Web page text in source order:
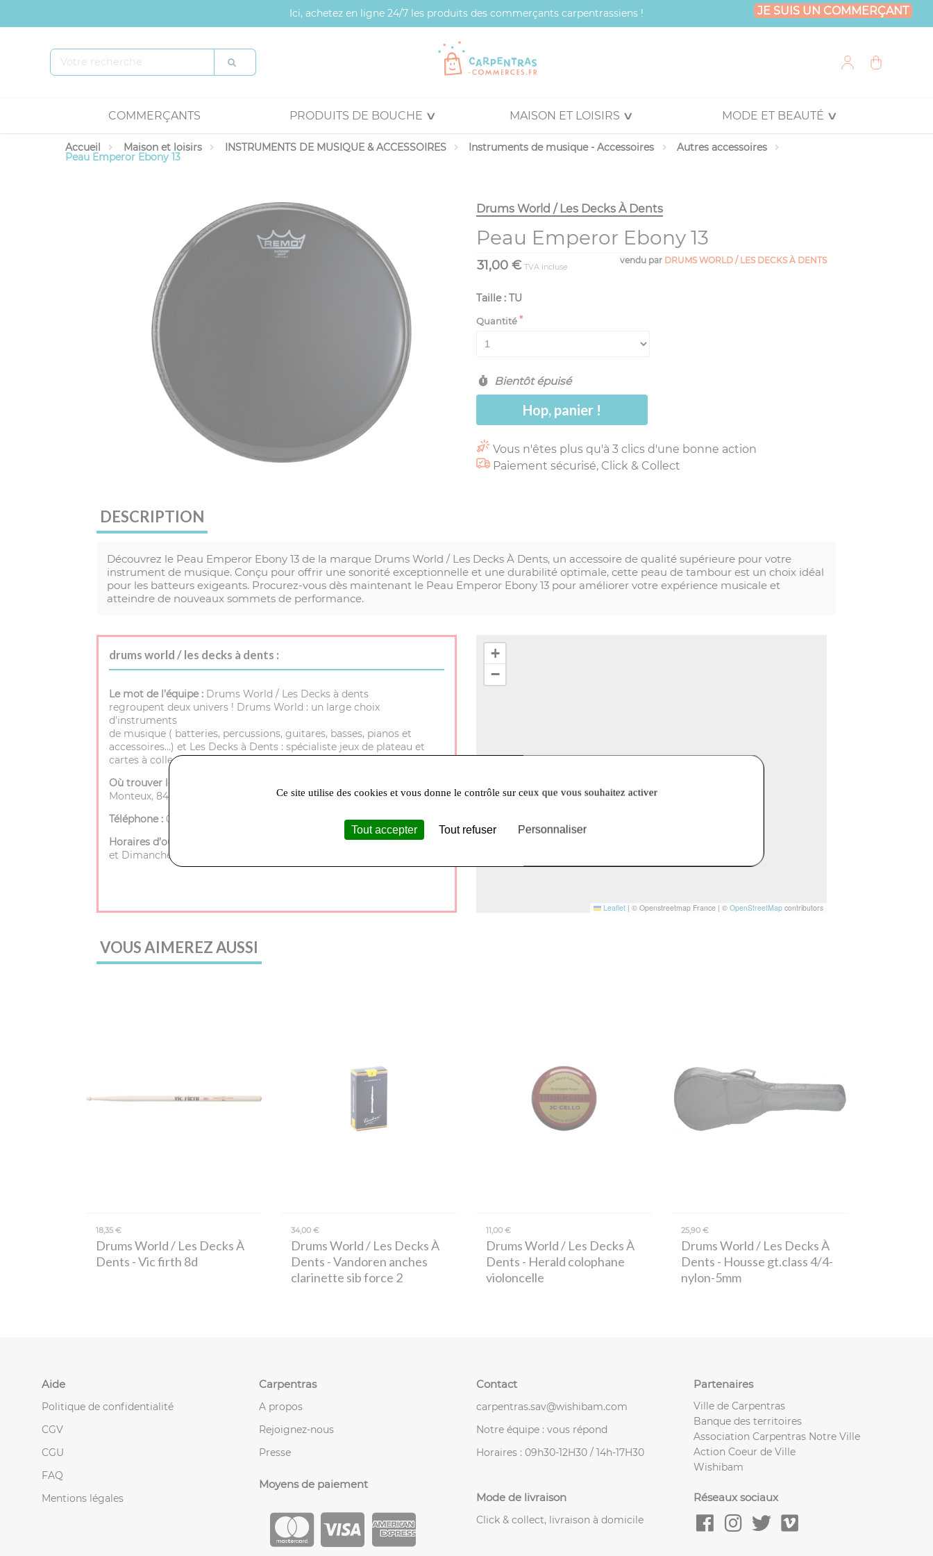
Ici, achetez en ligne 24/7 les produits des commerçants carpentrassiens ! JE SUIS UN COMMERÇANT
COMMERÇANTS PRODUITS DE BOUCHE MAISON ET LOISIRS MODE ET BEAUTÉ
Accueil Maison et loisirs INSTRUMENTS DE MUSIQUE & ACCESSOIRES Instruments de musique - Accessoires Autres accessoires
Peau Emperor Ebony 13
Drums World / Les Decks À Dents
Peau Emperor Ebony 13
vendu par DRUMS WORLD / LES DECKS À DENTS
31,00 € TVA incluse
Taille : TU
Quantité
Bientôt épuisé
Hop, panier !
Vous n'êtes plus qu'à 3 clics d'une bonne action
Paiement sécurisé, Click & Collect
DESCRIPTION
Découvrez le Peau Emperor Ebony 13 de la marque Drums World / Les Decks À Dents, un accessoire de qualité supérieure pour votre
instrument de musique. Conçu pour offrir une sonorité exceptionnelle et une durabilité optimale, cette peau de tambour est un choix idéal
pour les batteurs exigeants. Procurez-vous dès maintenant le Peau Emperor Ebony 13 pour améliorer votre expérience musicale et
atteindre de nouveaux sommets de performance.
drums world / les decks à dents :
Le mot de l’équipe : Drums World / Les Decks à dents
regroupent deux univers ! Drums World : un large choix
d'instruments
de musique ( batteries, percussions, guitares, basses, pianos et
accessoires…) et Les Decks à Dents : spécialiste jeux de plateau et
cartes à collectionner.
Où trouver le magasin :
Monteux, 84200 Carpentras
Téléphone : 04 90 40 25 35
Horaires d’ouverture :
Mardi à Samedi - 9h30 à 12h et 14h à 18h Lundi
et Dimanche - Fermé
+
−
Leaflet | © Openstreetmap France | © OpenStreetMapcontributors
VOUS AIMEREZ AUSSI
18,35 €
Drums World / Les Decks À
Dents - Vic firth 8d
34,00 €
Drums World / Les Decks À
Dents - Vandoren anches
clarinette sib force 2
11,00 €
Drums World / Les Decks À
Dents - Herald colophane
violoncelle
25,90 €
Drums World / Les Decks À
Dents - Housse gt.class 4/4-
nylon-5mm
Aide
Politique de confidentialité
CGV
CGU
FAQ
Mentions légales
Carpentras
A propos
Rejoignez-nous
Presse
Moyens de paiement
Contact
carpentras.sav@wishibam.com
Notre équipe : vous répond
Horaires : 09h30-12H30 / 14h-17H30
Mode de livraison
Click & collect, livraison à domicile
Partenaires
Ville de Carpentras
Banque des territoires
Association Carpentras Notre Ville
Action Coeur de Ville
Wishibam
Réseaux sociaux
Ce site utilise des cookies et vous donne le contrôle sur ceux que vous souhaitez activer
Tout accepter Tout refuser Personnaliser